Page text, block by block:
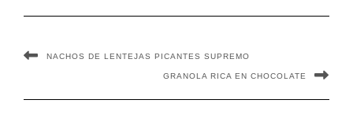
NACHOS DE LENTEJAS PICANTES SUPREMO
GRANOLA RICA EN CHOCOLATE